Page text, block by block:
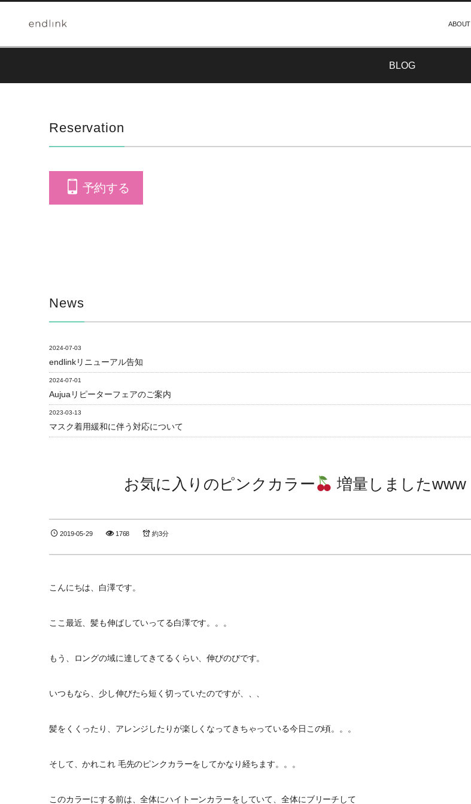
ABOUT
BLOG
Reservation
予約する
News
2024-07-03
endlinkリニューアル告知
2024-07-01
Aujuaリピーターフェアのご案内
2023-03-13
マスク着用緩和に伴う対応について
お気に入りのピンクカラー 増量しましたwww
2019-05-29 1768 約3分
こんにちは、白澤です。
ここ最近、髪も伸ばしていってる白澤です。。。
もう、ロングの域に達してきてるくらい、伸びのびです。
いつもなら、少し伸びたら短く切っていたのですが、、、
髪をくくったり、アレンジしたりが楽しくなってきちゃっている今日この頃。。。
そして、かれこれ 毛先のピンクカラーをしてかなり経ちます。。。
このカラーにする前は、全体にハイトーンカラーをしていて、全体にブリーチして